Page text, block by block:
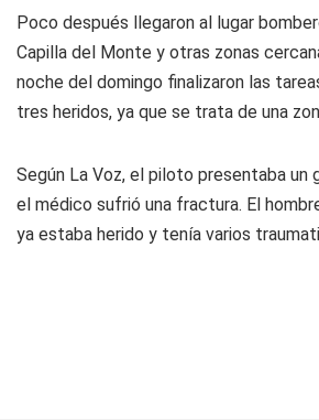
Poco después llegaron al lugar
Capilla del Monte y otras zonas
noche del domingo finalizaron las
tres heridos, ya que se trata de una
Según La Voz, el piloto presentaba un
el médico sufrió una fractura. El
ya estaba herido y tenía varios